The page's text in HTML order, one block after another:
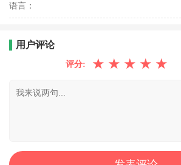
语言：
用户评论
评分: ★ ★ ★ ★ ★